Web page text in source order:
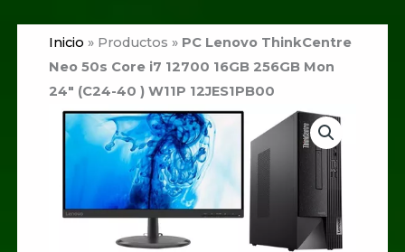
Inicio » Productos » PC Lenovo ThinkCentre
Neo 50s Core i7 12700 16GB 256GB Mon
24″ (C24-40 ) W11P 12JES1PB00